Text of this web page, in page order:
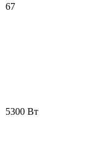
67
5300 Вт